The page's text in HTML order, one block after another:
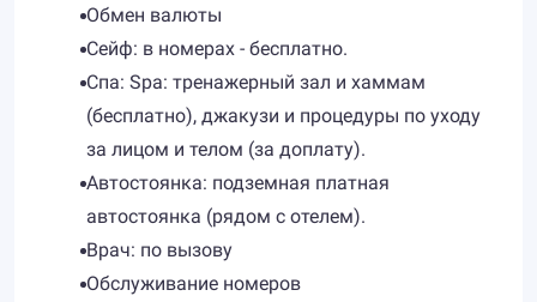
Обмен валюты
Сейф: в номерах - бесплатно.
Спа: Spa: тренажерный зал и хаммам
(бесплатно), джакузи и процедуры по уходу
за лицом и телом (за доплату).
Автостоянка: подземная платная
автостоянка (рядом с отелем).
Врач: по вызову
Обслуживание номеров